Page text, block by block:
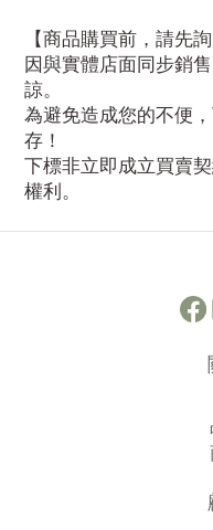
【商品購買前，請先
因與實體店面同步銷
諒。
為避免造成您的不便
存！
下標非立即成立買賣
權利。